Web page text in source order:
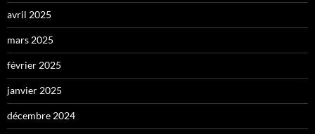
avril 2025
mars 2025
février 2025
janvier 2025
décembre 2024